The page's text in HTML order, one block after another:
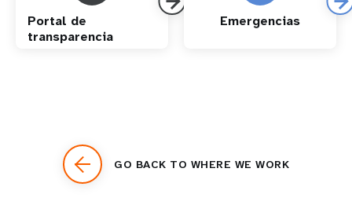
Portal de
transparencia
Emergencias
GO BACK TO WHERE WE WORK